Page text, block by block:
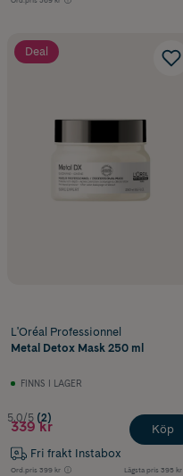
Deal
L'Oréal Professionnel
Metal Detox Mask 250 ml
FINNS I LAGER
5.0/5 (2)
339 kr
Fri frakt Instabox
Ord.pris 399 kr Lägsta pris 395 kr
Köp